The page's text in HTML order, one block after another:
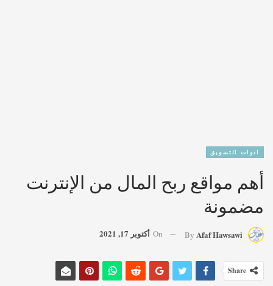
ادوات التسويق
أهم مواقع ربح المال من الإنترنت
مضمونة
By Afaf Hawsawi
On أكتوبر 17, 2021
Share